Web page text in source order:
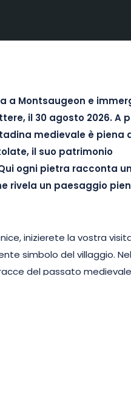
a Montsaugeon e
il 30 agosto 2026. A
medievale è piena
il suo patrimonio
ogni pietra racconta
rivela un paesaggio
inizierete la vostra
simbolo del villaggio.
del passato
e comprenderete
del vigneto di
architettonici e farsi